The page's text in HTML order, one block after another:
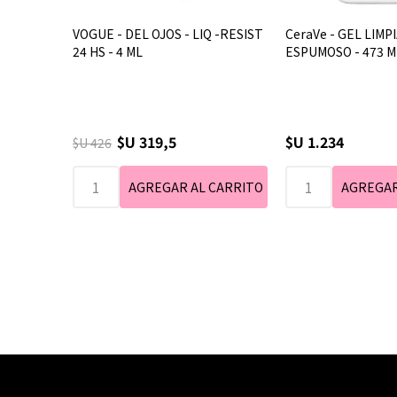
VOGUE - DEL OJOS - LIQ -RESIST
24 HS - 4 ML
$U 426 $U 319,5
CeraVe - GEL
ESPUMOSO - 473
$U 1.234